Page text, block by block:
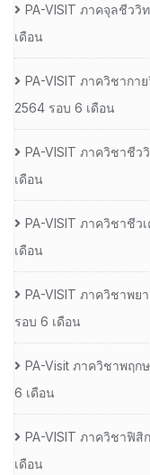
PA-VISIT ภาคจุลชีววิ
เดือน
PA-VISIT ภาควิชากา
2564 รอบ 6 เดือน
PA-VISIT ภาควิชาชี
เดือน
PA-VISIT ภาควิชาชีว
เดือน
PA-VISIT ภาควิชาพ
รอบ 6 เดือน
PA-Visit ภาควิชาพฤก
6 เดือน
PA-VISIT ภาควิชาฟิ
เดือน